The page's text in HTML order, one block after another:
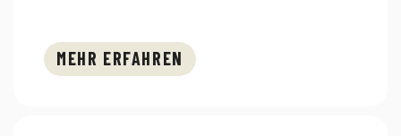
MEHR ERFAHREN